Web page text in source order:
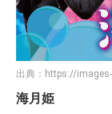
出典： https://
海月姫